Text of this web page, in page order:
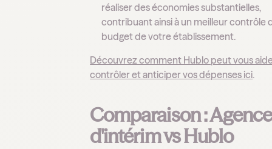
réaliser des économies substantielles,
contribuant ainsi à un meilleur contrôle
budget de votre établissement.
Découvrez comment Hublo peut vous
contrôler et anticiper vos dépenses ici.
Comparaison : Agence
d'intérim vs Hublo